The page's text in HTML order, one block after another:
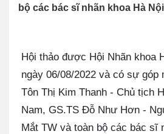
bộ các bác sĩ nhãn khoa Hà
Hội thảo được Hội Nhãn khoa
ngày 06/08/2022 và có sự góp
Tôn Thị Kim Thanh - Chủ tịch
Nam, GS.TS Đỗ Như Hơn -
Mắt TW và toàn bộ các bác sĩ